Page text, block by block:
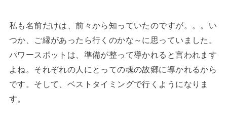
私も名前だけは、前々から知っていたのですが。。。い
つか、ご縁があったら行くのかな～に思っていました。
パワースポットは、準備が整って導かれると言われます
よね。それぞれの人にとっての魂の故郷に導かれるから
です。そして、ベストタイミングで行くようになりま
す。